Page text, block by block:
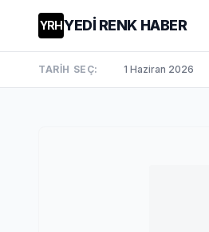
YRHYEDİ RENK HABER
TARİH SEÇ: 1 Haziran 2026